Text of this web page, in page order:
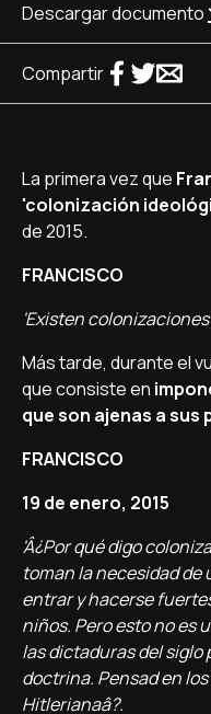
Descargar documento
Compartir
La primera vez que
'colonización
de 2015.
FRANCISCO
'Existen colonizaciones
Más tarde, durante el
que consiste en
que son ajenas a sus
FRANCISCO
19 de enero, 2015
'Â¿Por qué digo
toman la necesidad de
entrar y hacerse
niños. Pero esto no es
las dictaduras del siglo
doctrina. Pensad en
Hitlerianaâ?.